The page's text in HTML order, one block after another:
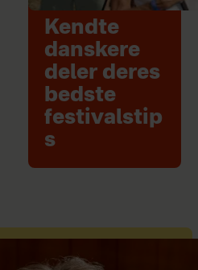
Kendte
danskere
deler deres
bedste
festivalstip
s